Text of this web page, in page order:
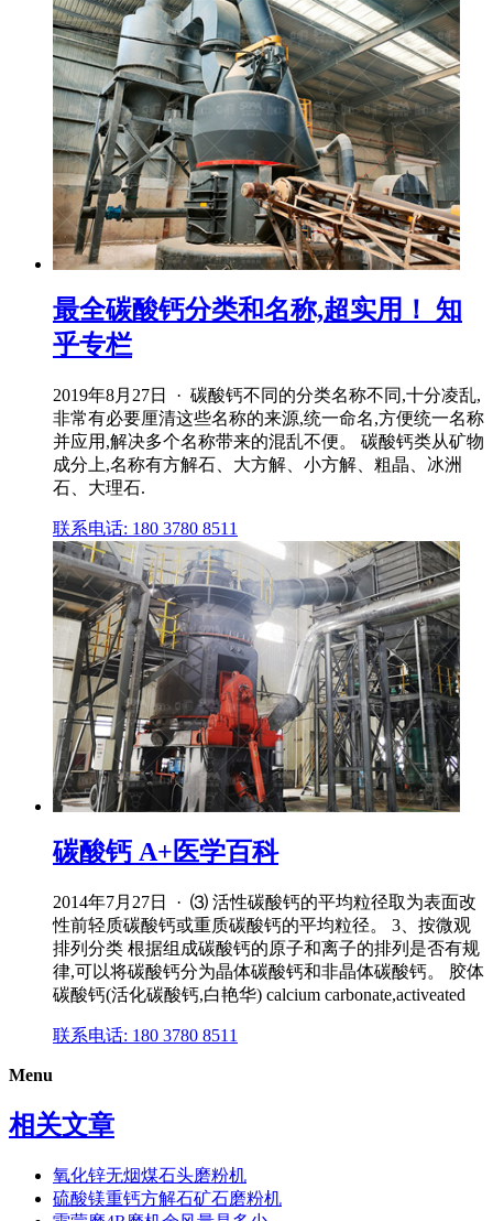
最全碳酸钙分类和名称,超实用！ 知
乎专栏
2019年8月27日 · 碳酸钙不同的分类名称不同,十分凌乱,
非常有必要厘清这些名称的来源,统一命名,方便统一名称
并应用,解决多个名称带来的混乱不便。 碳酸钙类从矿物
成分上,名称有方解石、大方解、小方解、粗晶、冰洲
石、大理石.
联系电话: 180 3780 8511
碳酸钙 A+医学百科
2014年7月27日 · ⑶ 活性碳酸钙的平均粒径取为表面改
性前轻质碳酸钙或重质碳酸钙的平均粒径。 3、按微观
排列分类 根据组成碳酸钙的原子和离子的排列是否有规
律,可以将碳酸钙分为晶体碳酸钙和非晶体碳酸钙。 胶体
碳酸钙(活化碳酸钙,白艳华) calcium carbonate,activeated
联系电话: 180 3780 8511
Menu
相关文章
氧化锌无烟煤石头磨粉机
硫酸镁重钙方解石矿石磨粉机